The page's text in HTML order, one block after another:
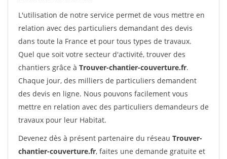
L'utilisation de notre service permet de vous mettre en
relation avec des particuliers demandant des devis
dans toute la France et pour tous types de travaux.
Quel que soit votre secteur d'activité, trouver des
chantiers grâce à Trouver-chantier-couverture.fr.
Chaque jour, des milliers de particuliers demandent
des devis en ligne. Nous pouvons facilement vous
mettre en relation avec des particuliers demandeurs de
travaux pour leur Habitat.
Devenez dès à présent partenaire du réseau Trouver-
chantier-couverture.fr, faites une demande gratuite et